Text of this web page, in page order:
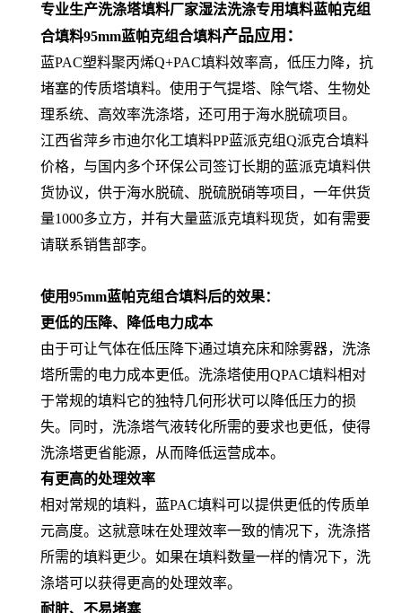
专业生产洗涤塔填料厂家湿法洗涤专用填料蓝帕克组
合填料95mm蓝帕克组合填料产品应用：
蓝PAC塑料聚丙烯Q+PAC填料效率高，低压力降，抗
堵塞的传质塔填料。使用于气提塔、除气塔、生物处
理系统、高效率洗涤塔，还可用于海水脱硫项目。
江西省萍乡市迪尔化工填料PP蓝派克组Q派克合填料
价格，与国内多个环保公司签订长期的蓝派克填料供
货协议，供于海水脱硫、脱硫脱硝等项目，一年供货
量1000多立方，并有大量蓝派克填料现货，如有需要
请联系销售部李。
使用95mm蓝帕克组合填料后的效果：
更低的压降、降低电力成本
由于可让气体在低压降下通过填充床和除雾器，洗涤
塔所需的电力成本更低。洗涤塔使用QPAC填料相对
于常规的填料它的独特几何形状可以降低压力的损
失。同时，洗涤塔气液转化所需的要求也更低，使得
洗涤塔更省能源，从而降低运营成本。
有更高的处理效率
相对常规的填料，蓝PAC填料可以提供更低的传质单
元高度。这就意味在处理效率一致的情况下，洗涤搭
所需的填料更少。如果在填料数量一样的情况下，洗
涤塔可以获得更高的处理效率。
耐脏、不易堵塞